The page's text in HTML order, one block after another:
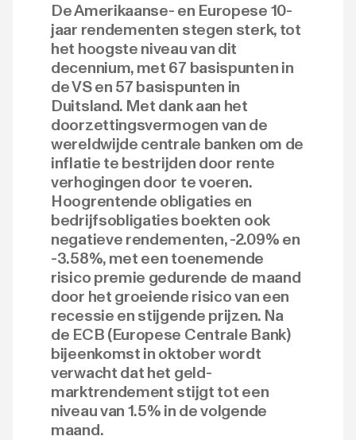
De Amerikaanse- en Europese 10-
jaar rendementen stegen sterk, tot
het hoogste niveau van dit
decennium, met 67 basispunten in
de VS en 57 basispunten in
Duitsland. Met dank aan het
doorzettingsvermogen van de
wereldwijde centrale banken om de
inflatie te bestrijden door rente
verhogingen door te voeren.
Hoogrentende obligaties en
bedrijfsobligaties boekten ook
negatieve rendementen, -2.09% en
-3.58%, met een toenemende
risico premie gedurende de maand
door het groeiende risico van een
recessie en stijgende prijzen. Na
de ECB (Europese Centrale Bank)
bijeenkomst in oktober wordt
verwacht dat het geld-
marktrendement stijgt tot een
niveau van 1.5% in de volgende
maand.